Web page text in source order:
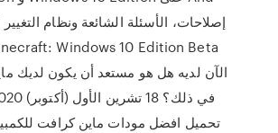
الآن لديه هل هو مستعد أن يكون لديك
تحميل افضل مودات ماين كرافت